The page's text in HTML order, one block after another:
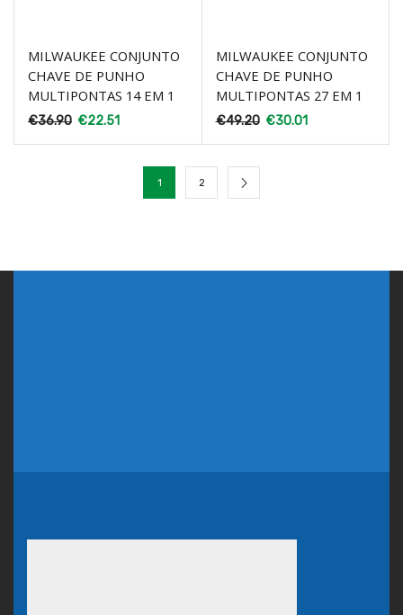
MILWAUKEE CONJUNTO
CHAVE DE PUNHO
MULTIPONTAS 14 EM 1
€36.90 €22.51
MILWAUKEE CONJUNTO
CHAVE DE PUNHO
MULTIPONTAS 27 EM 1
€49.20 €30.01
1 2